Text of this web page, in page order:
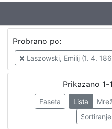
Jezik
hrvatski
Probrano po:
Laszowski, Emilij (1. 4.
Prikazano 1-
Faseta Lista